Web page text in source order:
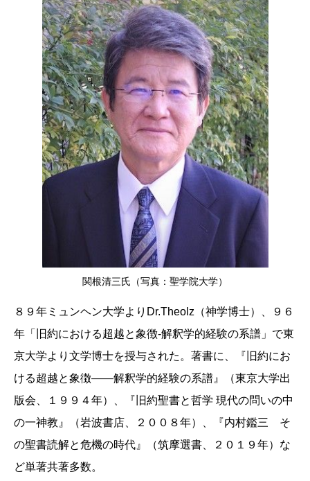
関根清三氏（写真：聖学院大学）
８９年ミュンヘン大学よりDr.Theolz（神学博士）、９６
年「旧約における超越と象徴-解釈学的経験の系譜」で東
京大学より文学博士を授与された。著書に、『旧約にお
ける超越と象徴――解釈学的経験の系譜』（東京大学出
版会、１９９４年）、『旧約聖書と哲学 現代の問いの中
の一神教』（岩波書店、２００８年）、『内村鑑三 そ
の聖書読解と危機の時代』（筑摩選書、２０１９年）な
ど単著共著多数。